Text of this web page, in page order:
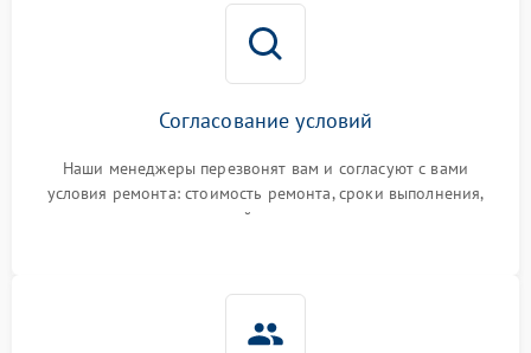
Согласование условий
Наши менеджеры перезвонят вам и согласуют с вами
условия ремонта: стоимость ремонта, сроки выполнения,
гарантийные условия